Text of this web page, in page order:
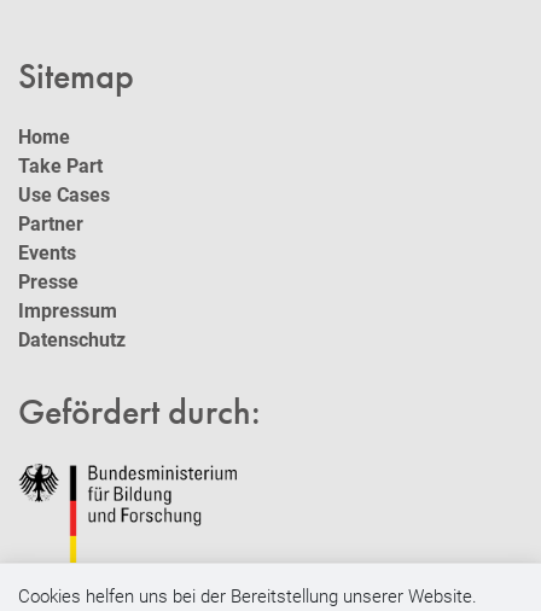
Sitemap
Home
Take Part
Use Cases
Partner
Events
Presse
Impressum
Datenschutz
Gefördert durch:
Cookies helfen uns bei der Bereitstellung unserer Website.